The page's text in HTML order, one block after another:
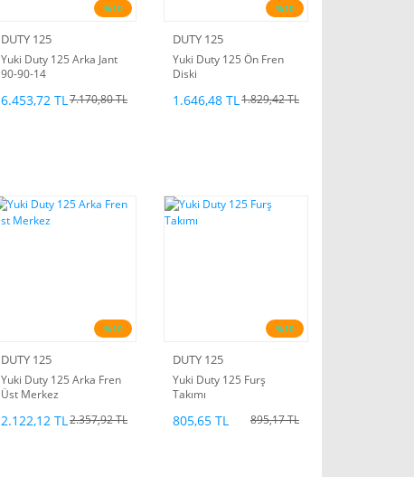
%10
DUTY 125
Yuki Duty 125 Arka Jant
90-90-14
6.453,72 TL 7.170,80 TL
%10
DUTY 125
Yuki Duty 125 Ön Fren
Diski
1.646,48 TL 1.829,42 TL
%10
DUTY 125
Yuki Duty 125 Arka Fren
Üst Merkez
2.122,12 TL 2.357,92 TL
%10
DUTY 125
Yuki Duty 125 Furş
Takımı
805,65 TL 895,17 TL